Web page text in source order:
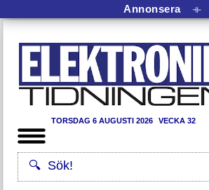
Annonsera ⟛
TORSDAG 6 AUGUSTI 2026 VECKA 32